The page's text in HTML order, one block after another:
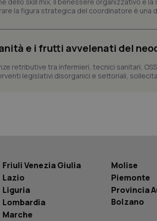
la figura strategica del coordinatore è una
e i frutti avvelenati del
retributive tra infermieri, tecnici sanitari,
legislativi disorganici e settoriali,
Friuli Venezia Giulia
Lazio
Liguria
Lombardia
Marche
Molise
Piemonte
Provincia
Bolzano
.youtube.com
5 mesi 4
settimane
Questo cookie è
delle
utilizzando la
Google LLC
Sessione
Questo cookie è
.youtube.com
5 mesi 4
settimane
Questo cookie è